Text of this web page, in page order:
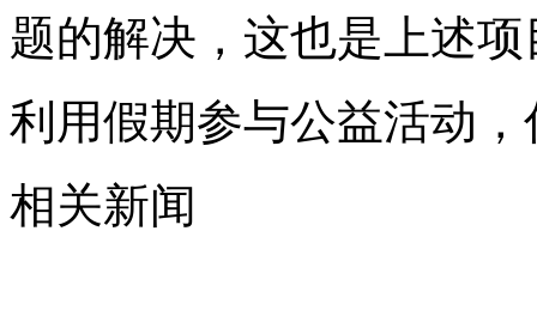
题的解决，这也是上述
利用假期参与公益活动，
相关新闻